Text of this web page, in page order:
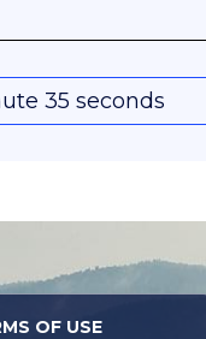
35 seconds
OF USE